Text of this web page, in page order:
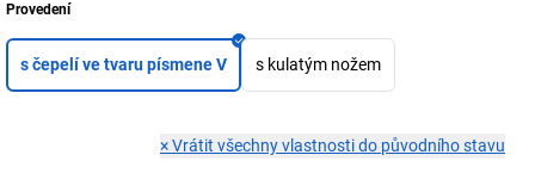
Provedení
s čepelí ve tvaru písmene V s kulatým nožem
×Vrátit všechny vlastnosti do původního stavu